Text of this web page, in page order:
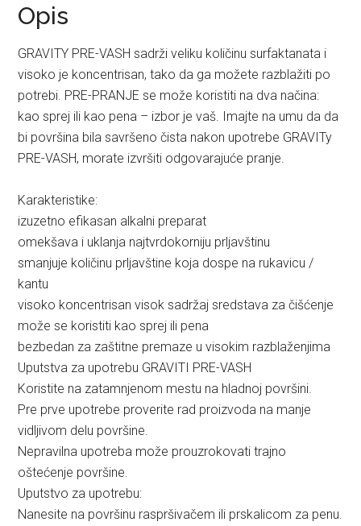
Opis
GRAVITY PRE-VASH sadrži veliku količinu surfaktanata i
visoko je koncentrisan, tako da ga možete razblažiti po
potrebi. PRE-PRANJE se može koristiti na dva načina:
kao sprej ili kao pena – izbor je vaš. Imajte na umu da da
bi površina bila savršeno čista nakon upotrebe GRAVITy
PRE-VASH, morate izvršiti odgovarajuće pranje.
Karakteristike:
izuzetno efikasan alkalni preparat
omekšava i uklanja najtvrdokorniju prljavštinu
smanjuje količinu prljavštine koja dospe na rukavicu /
kantu
visoko koncentrisan visok sadržaj sredstava za čišćenje
može se koristiti kao sprej ili pena
bezbedan za zaštitne premaze u visokim razblaženjima
Uputstva za upotrebu GRAVITI PRE-VASH
Koristite na zatamnjenom mestu na hladnoj površini.
Pre prve upotrebe proverite rad proizvoda na manje
vidljivom delu površine.
Nepravilna upotreba može prouzrokovati trajno
oštećenje površine.
Uputstvo za upotrebu:
Nanesite na površinu raspršivačem ili prskalicom za penu.